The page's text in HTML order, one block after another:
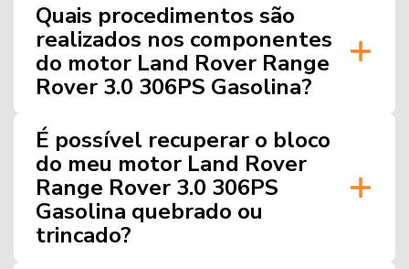
Quais procedimentos são
realizados nos componentes
do motor Land Rover Range
Rover 3.0 306PS Gasolina?
É possível recuperar o bloco
do meu motor Land Rover
Range Rover 3.0 306PS
Gasolina quebrado ou
trincado?